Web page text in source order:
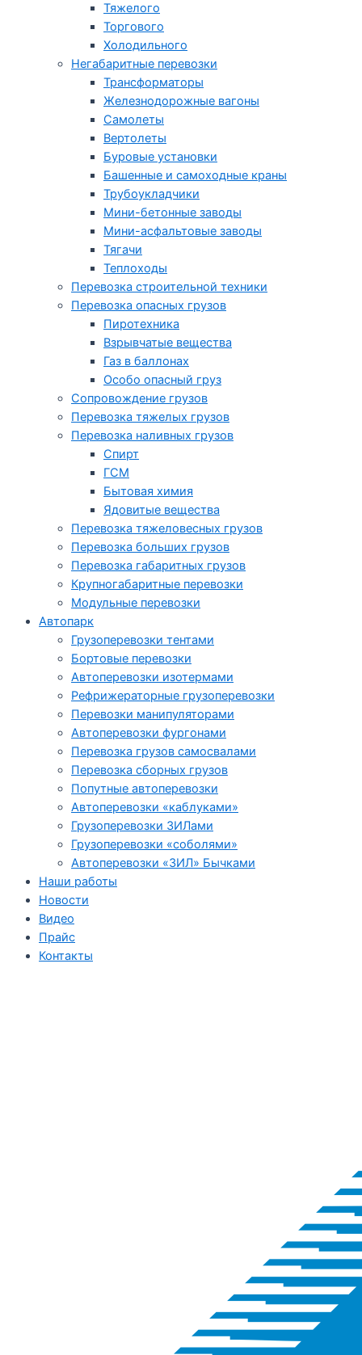
Тяжелого
Торгового
Холодильного
Негабаритные перевозки
Трансформаторы
Железнодорожные вагоны
Самолеты
Вертолеты
Буровые установки
Башенные и самоходные краны
Трубоукладчики
Мини-бетонные заводы
Мини-асфальтовые заводы
Тягачи
Теплоходы
Перевозка строительной техники
Перевозка опасных грузов
Пиротехника
Взрывчатые вещества
Газ в баллонах
Особо опасный груз
Cопровождение грузов
Перевозка тяжелых грузов
Перевозка наливных грузов
Спирт
ГСМ
Бытовая химия
Ядовитые вещества
Перевозка тяжеловесных грузов
Перевозка больших грузов
Перевозка габаритных грузов
Крупногабаритные перевозки
Модульные перевозки
Автопарк
Грузоперевозки тентами
Бортовые перевозки
Автоперевозки изотермами
Рефрижераторные грузоперевозки
Перевозки манипуляторами
Автоперевозки фургонами
Перевозка грузов самосвалами
Перевозка сборных грузов
Попутные автоперевозки
Автоперевозки «каблуками»
Грузоперевозки ЗИЛами
Грузоперевозки «соболями»
Автоперевозки «ЗИЛ» Бычками
Наши работы
Новости
Видео
Прайс
Контакты